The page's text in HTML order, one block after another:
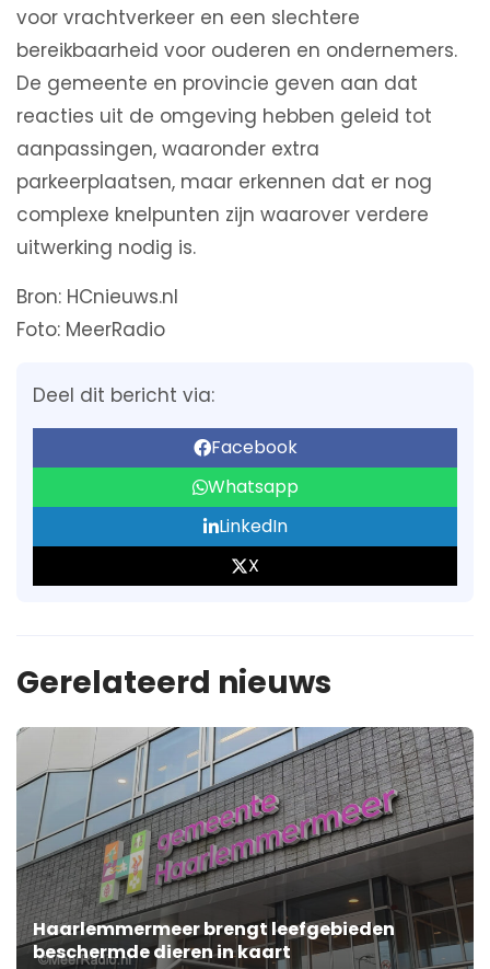
voor vrachtverkeer en een slechtere
bereikbaarheid voor ouderen en ondernemers.
De gemeente en provincie geven aan dat
reacties uit de omgeving hebben geleid tot
aanpassingen, waaronder extra
parkeerplaatsen, maar erkennen dat er nog
complexe knelpunten zijn waarover verdere
uitwerking nodig is.
Bron: HCnieuws.nl
Foto: MeerRadio
Deel dit bericht via:
Facebook
Whatsapp
LinkedIn
X
Gerelateerd nieuws
Haarlemmermeer brengt leefgebieden
beschermde dieren in kaart